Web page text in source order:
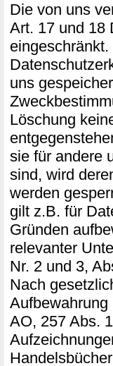
Die von uns
Art. 17 und 18
uns
Löschung
sie für andere
sind, wird
werden
gilt z.B. für
Gründen
relevanter
Nr. 2 und 3,
Nach
AO, 257 Abs.